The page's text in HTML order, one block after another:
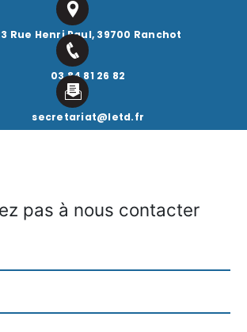
Rue Henri Paul, 39700 Ranchot
03 84 81 26 82
secretariat@letd.fr
pas à nous contacter